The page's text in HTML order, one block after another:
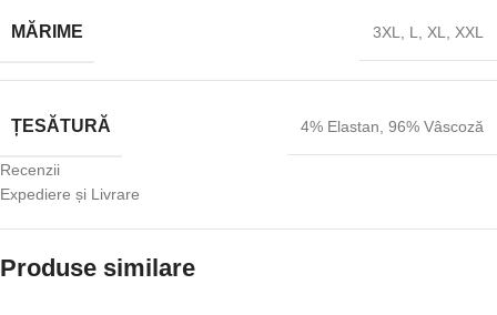
MĂRIME 3XL L XL XXL
ȚESĂTURĂ 4% Elastan 96% Vâscoză
Recenzii
Expediere și Livrare
Produse similare